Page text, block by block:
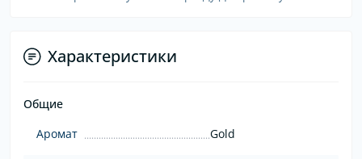
Характеристики
Общие
Аромат
Gold